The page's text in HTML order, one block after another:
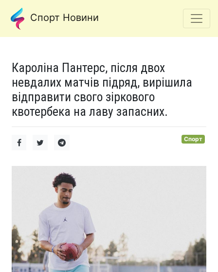
Спорт Новини
Кароліна Пантерс, після двох
невдалих матчів підряд, вирішила
відправити свого зіркового
квотербека на лаву запасних.
Спорт